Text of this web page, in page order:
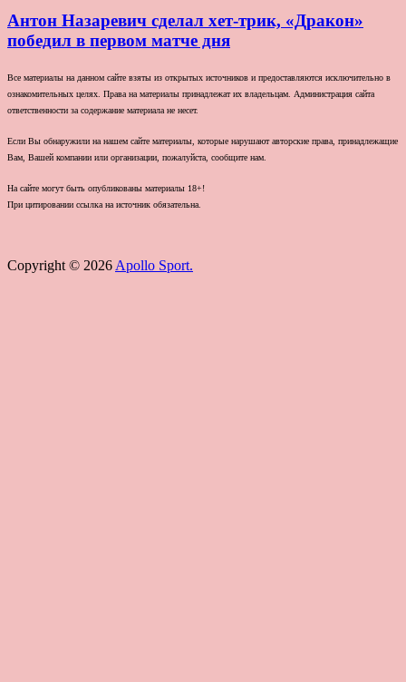
Антон Назаревич сделал хет-трик, «Дракон»
победил в первом матче дня
Все материалы на данном сайте взяты из открытых источников и предоставляются исключительно в
ознакомительных целях. Права на материалы принадлежат их владельцам. Администрация сайта
ответственности за содержание материала не несет.
Если Вы обнаружили на нашем сайте материалы, которые нарушают авторские права, принадлежащие
Вам, Вашей компании или организации, пожалуйста, сообщите нам.
На сайте могут быть опубликованы материалы 18+!
При цитировании ссылка на источник обязательна.
Copyright © 2026 Apollo Sport.